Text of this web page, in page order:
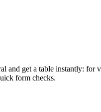
and get a table instantly:
form checks.